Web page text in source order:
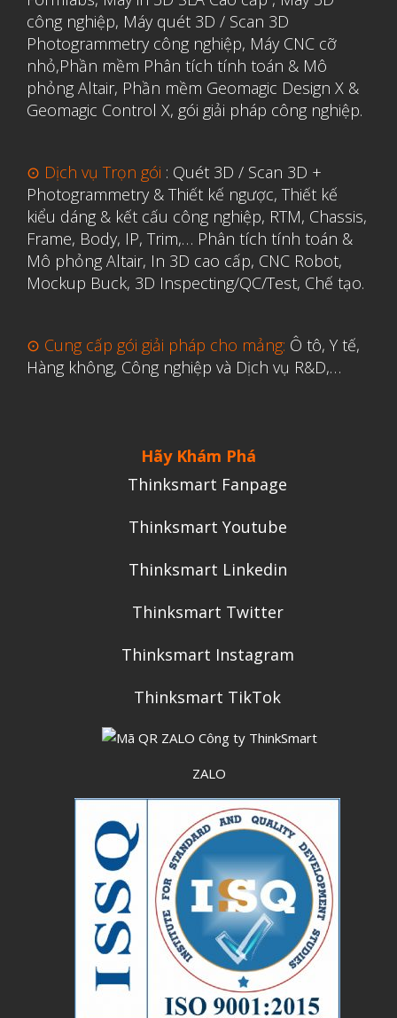
Giải pháp
Giải pháp ô tô
in 3d cao cấp
Máy in 3D để bàn Formlabs U.S.
Ứng dụng
Vật liệu
Y Tế
công nghiệp, Máy quét 3D / Scan 3D
Photogrammetry công nghiệp, Máy CNC cỡ
nhỏ,Phần mềm Phân tích tính toán & Mô
phỏng Altair, Phần mềm Geomagic Design X &
Geomagic Control X, gói giải pháp công nghiệp.
⊙ Dịch vụ Trọn gói : Quét 3D / Scan 3D +
Photogrammetry & Thiết kế ngược, Thiết kế
kiểu dáng & kết cấu công nghiệp, RTM, Chassis,
Frame, Body, IP, Trim,… Phân tích tính toán &
Mô phỏng Altair, In 3D cao cấp, CNC Robot,
Mockup Buck, 3D Inspecting/QC/Test, Chế tạo.
⊙ Cung cấp gói giải pháp cho mảng: Ô tô, Y tế,
Hàng không, Công nghiệp và Dịch vụ R&D,…
Hãy Khám Phá
Thinksmart Fanpage
Thinksmart Youtube
Thinksmart Linkedin
Thinksmart Twitter
Thinksmart Instagram
Thinksmart TikTok
ZALO